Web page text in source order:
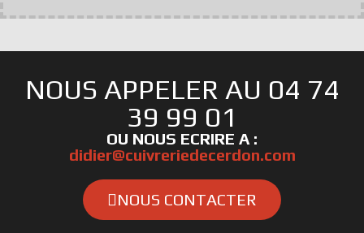
NOUS APPELER AU 04 74
39 99 01
didier@cuivreriedecerdon.com
NOUS CONTACTER